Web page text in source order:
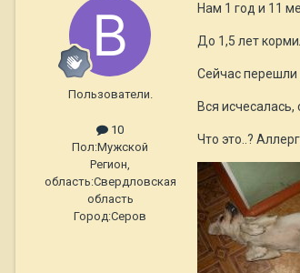
Пользователи.
10
Пол:Мужской
Регион,
область:Свердловская
область
Город:Серов
Нам 1 год и 11
До 1,5 лет
Сейчас перешли
Вся
Что это..?